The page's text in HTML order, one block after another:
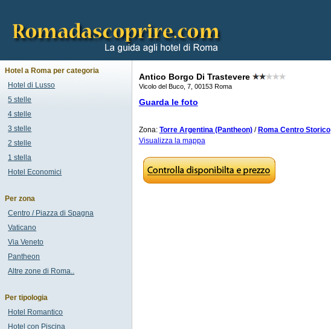
Antico Borgo Di Trastevere
Vicolo del Buco, 7, 00153 Roma
Guarda le foto
Zona: Torre Argentina (Pantheon)/ Roma Centro Storico
Visualizza la mappa
Hotel a Roma per categoria
Hotel di Lusso
5 stelle
4 stelle
3 stelle
2 stelle
1 stella
Hotel Economici
Per zona
Centro / Piazza di Spagna
Vaticano
Via Veneto
Pantheon
Altre zone di Roma..
Per tipologia
Hotel Romantico
Hotel con Piscina